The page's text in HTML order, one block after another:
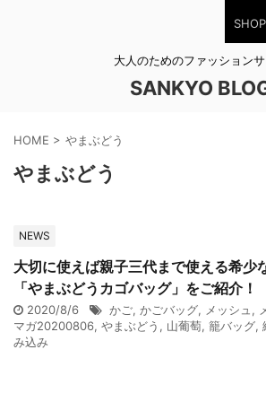
大人のためのファッションサ
SANKYO
HOME > やまぶどう
やまぶどう
NEWS
大切に使えば親子三代まで使える希少
「やまぶどうカゴバッグ」をご紹介！
2020/8/6 かご, かごバッグ, メッシュ ,
マガ20200806, やまぶどう , 山葡萄, 籠バッグ,
み込み